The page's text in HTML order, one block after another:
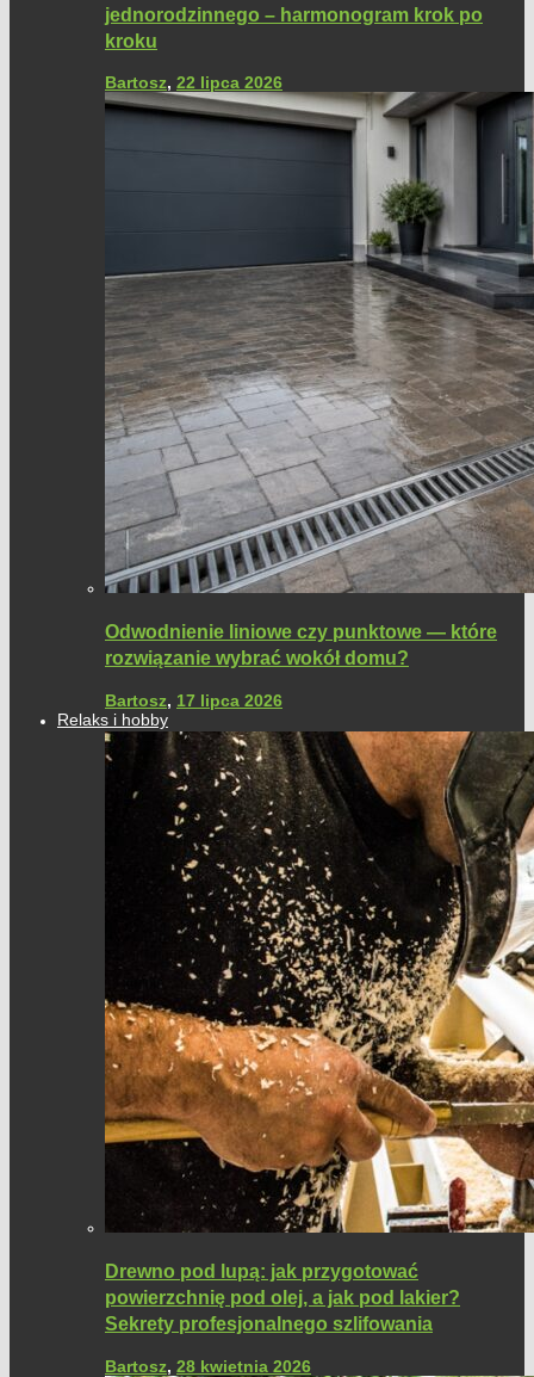
jednorodzinnego – harmonogram krok po
kroku
Bartosz, 22 lipca 2026
Odwodnienie liniowe czy punktowe — które
rozwiązanie wybrać wokół domu?
Bartosz, 17 lipca 2026
Relaks i hobby
Drewno pod lupą: jak przygotować
powierzchnię pod olej, a jak pod lakier?
Sekrety profesjonalnego szlifowania
Bartosz, 28 kwietnia 2026